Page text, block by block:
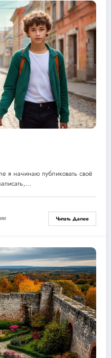
я начинаю публиковать своё
Читать Далее